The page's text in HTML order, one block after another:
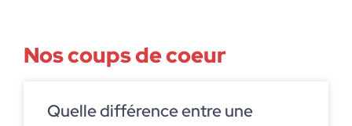
Nos coups de coeur
Quelle différence entre une